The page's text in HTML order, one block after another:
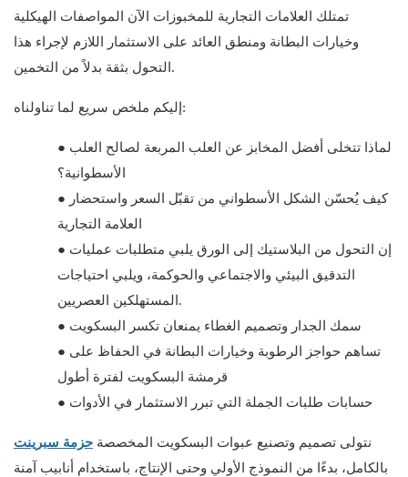
تمتلك العلامات التجارية للمخبوزات الآن المواصفات الهيكلية
وخيارات البطانة ومنطق العائد على الاستثمار اللازم لإجراء هذا
التحول بثقة بدلاً من التخمين.
إليكم ملخص سريع لما تناولناه:
● لماذا تتخلى أفضل المخابز عن العلب المربعة لصالح العلب
الأسطوانية؟
● كيف يُحسّن الشكل الأسطواني من تقبّل السعر واستحضار
العلامة التجارية
● إن التحول من البلاستيك إلى الورق يلبي متطلبات عمليات
التدقيق البيئي والاجتماعي والحوكمة، ويلبي احتياجات
المستهلكين العصريين.
● سمك الجدار وتصميم الغطاء يمنعان تكسر البسكويت
● تساهم حواجز الرطوبة وخيارات البطانة في الحفاظ على
قرمشة البسكويت لفترة أطول
● حسابات طلبات الجملة التي تبرر الاستثمار في الأدوات
حزمة سبرينت نتولى تصميم وتصنيع عبوات البسكويت المخصصة
بالكامل، بدءًا من النموذج الأولي وحتى الإنتاج، باستخدام أنابيب آمنة